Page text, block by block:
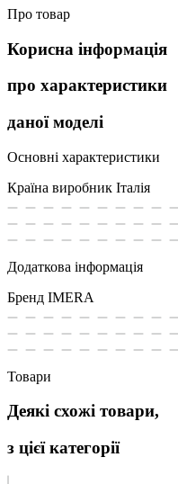
Про товар
Корисна інформація
про характеристики
даної моделі
Основні характеристики
Країна виробник Італія
Додаткова інформація
Бренд IMERA
Товари
Деякі схожі товари,
з цієї категорії